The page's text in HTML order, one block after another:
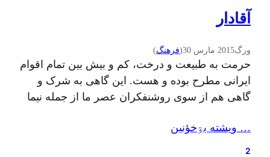
آقادار
ورگ2015 مارس 30 (فرهنگ)
حرمت به طبیعت و درخت، کم و بیش بین تمام اقوام
ایرانی مطرح بوده و هست. این گاهی به شرک و
گاهی هم از سوی روشنفکران عصر ما از جمله نیما
است. قطع درختی عظیم با انگیزه‌های دینی و برای
مبارزه با شرک در یکی از…
… ويشته بۊخؤنين
2